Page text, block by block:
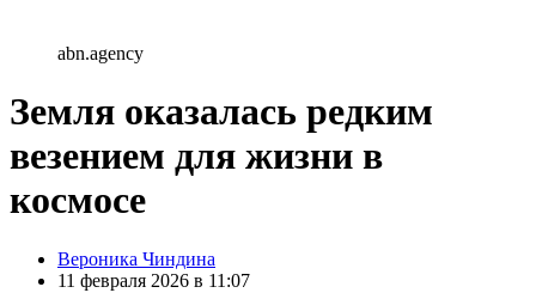
abn.agency
Земля оказалась редким
везением для жизни в
космосе
Posted
by
Вероника Чиндина
11 февраля 2026 в 11:07